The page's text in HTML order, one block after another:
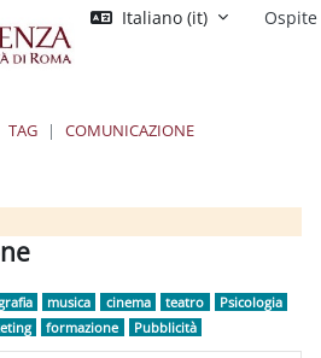
Italiano ‎(it)‎ Ospite
TAG COMUNICAZIONE
musica cinema teatro
Psicologia
formazione Pubblicità